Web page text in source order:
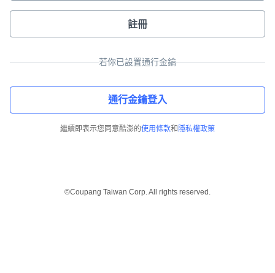
註冊
若你已設置通行金鑰
通行金鑰登入
繼續即表示您同意酷澎的使用條款和 隱私權政策
©Coupang Taiwan Corp. All rights reserved.